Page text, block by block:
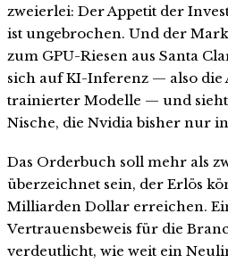
zweierlei: Der Appetit der
ist ungebrochen. Und der
zum GPU-Riesen aus Santa
sich auf KI-Inferenz — also die
trainierter Modelle — und
Nische, die Nvidia bisher nur
Das Orderbuch soll mehr als
überzeichnet sein, der Erlös
Milliarden Dollar erreichen.
Vertrauensbeweis für die
verdeutlicht, wie weit ein